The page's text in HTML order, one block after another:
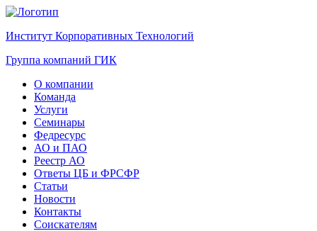
Институт Корпоративных Технологий
Группа компаний ГИК
О компании
Команда
Услуги
Семинары
Федресурс
АО и ПАО
Реестр АО
Ответы ЦБ и ФРСФР
Статьи
Новости
Контакты
Соискателям